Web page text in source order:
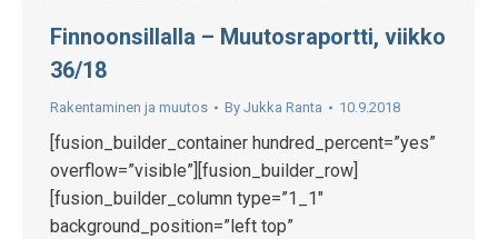
Finnoonsillalla – Muutosraportti, viikko
36/18
Rakentaminen ja muutos By Jukka Ranta 10.9.2018
[fusion_builder_container hundred_percent=”yes”
overflow=”visible”][fusion_builder_row]
[fusion_builder_column type=”1_1″
background_position=”left top”